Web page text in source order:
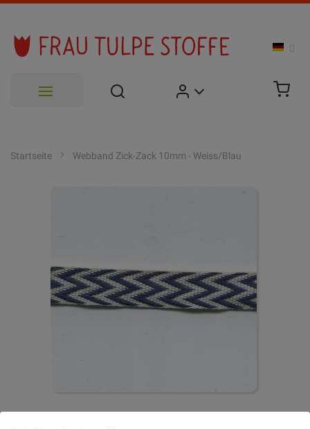
Startseite Webband Zick-Zack 10mm - Weiss/Blau
Anfang